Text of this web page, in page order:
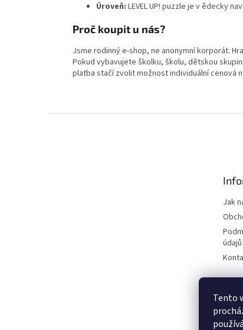
Tento
Úroveň: LEVEL UP! puzzle je v ědecky
Proč koupit u nás?
Jsme rodinný e-shop, ne anonymní korporát.
Pokud vybavujete školku, školu, dětskou
platba stačí zvolit možnost individuální cenová
Jak
údajů